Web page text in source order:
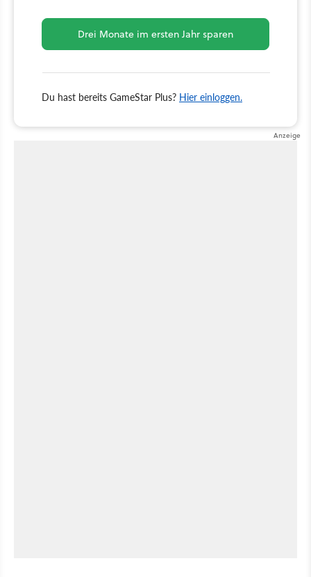
Drei Monate im ersten Jahr sparen
Du hast bereits GameStar Plus? Hier einloggen.